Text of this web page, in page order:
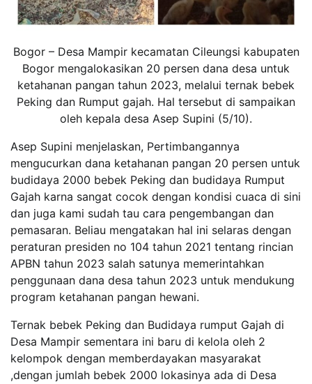
Bogor – Desa Mampir kecamatan Cileungsi kabupaten
Bogor mengalokasikan 20 persen dana desa untuk
ketahanan pangan tahun 2023, melalui ternak bebek
Peking dan Rumput gajah. Hal tersebut di sampaikan
oleh kepala desa Asep Supini (5/10).
Asep Supini menjelaskan, Pertimbangannya
mengucurkan dana ketahanan pangan 20 persen untuk
budidaya 2000 bebek Peking dan budidaya Rumput
Gajah karna sangat cocok dengan kondisi cuaca di sini
dan juga kami sudah tau cara pengembangan dan
pemasaran. Beliau mengatakan hal ini selaras dengan
peraturan presiden no 104 tahun 2021 tentang rincian
APBN tahun 2023 salah satunya memerintahkan
penggunaan dana desa tahun 2023 untuk mendukung
program ketahanan pangan hewani.
Ternak bebek Peking dan Budidaya rumput Gajah di
Desa Mampir sementara ini baru di kelola oleh 2
kelompok dengan memberdayakan masyarakat
,dengan jumlah bebek 2000 lokasinya ada di Desa